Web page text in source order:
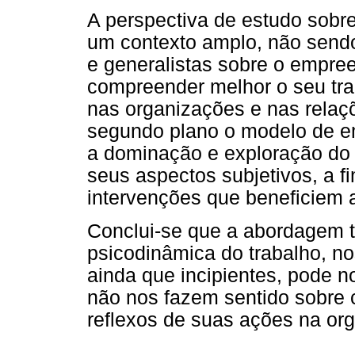
A perspectiva de estudo
um contexto amplo, não
e generalistas sobre o
compreender melhor o seu
nas organizações e nas
segundo plano o modelo de
a dominação e exploração
seus aspectos subjetivos, a
intervenções que beneficiem
Conclui-se que a abordagem
psicodinâmica do trabalho,
ainda que incipientes, pode
não nos fazem sentido sobre
reflexos de suas ações na